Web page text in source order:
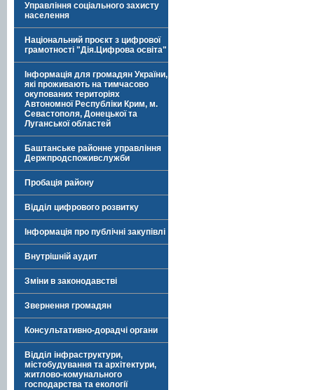
Управління соціального захисту
населення
Національний проєкт з цифрової
грамотності "Дія.Цифрова освіта"
Інформація для громадян України,
які проживають на тимчасово
окупованих територіях
Автономної Республіки Крим, м.
Севастополя, Донецької та
Луганської областей
Баштанське районне управління
Держпродспоживслужби
Пробація району
Відділ цифрового розвитку
Інформація про публічні закупівлі
Внутрішній аудит
Зміни в законодавстві
Звернення громадян
Консультативно-дорадчі органи
Відділ інфраструктури,
містобудування та архітектури,
житлово-комунального
господарства та екології